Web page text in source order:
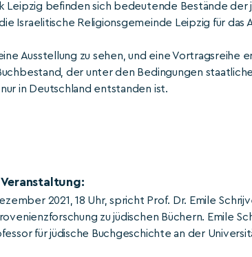
Leipzig befinden sich bedeutende Bestände der
Israelitische Religionsgemeinde Leipzig für das
Ausstellung zu sehen, und eine Vortragsreihe
der unter den Bedingungen
in Deutschland entstanden ist.
2021, 18 Uhr, spricht Prof. Dr. Emile
zu jüdischen Büchern. Emile
für jüdische Buchgeschichte an der